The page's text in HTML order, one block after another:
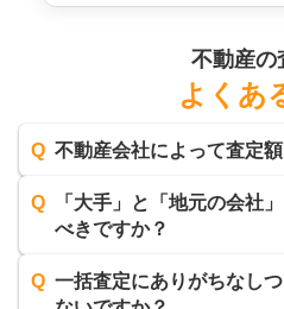
不動産の
よくあ
Q 不動産会社によって査定
Q
「大手」と「地元の会社
べきですか？
Q 一括査定にありがちなし